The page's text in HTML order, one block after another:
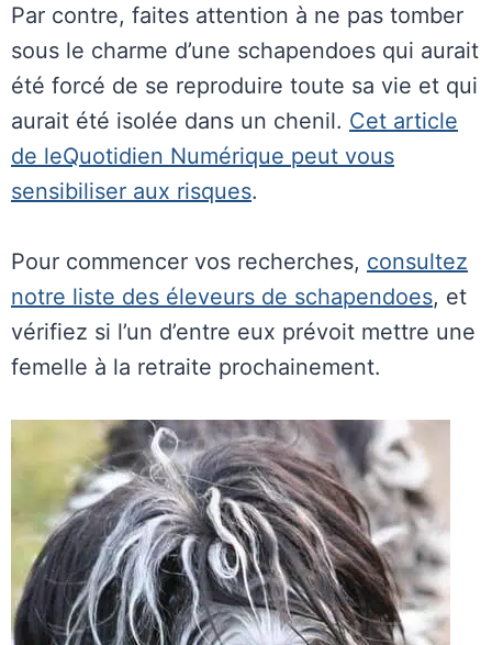
Par contre, faites attention à ne pas tomber
sous le charme d’une schapendoes qui aurait
été forcé de se reproduire toute sa vie et qui
aurait été isolée dans un chenil. Cet article
de leQuotidien Numérique peut vous
sensibiliser aux risques.
Pour commencer vos recherches, consultez
notre liste des éleveurs de schapendoes, et
vérifiez si l’un d’entre eux prévoit mettre une
femelle à la retraite prochainement.